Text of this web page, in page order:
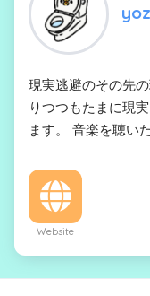
現実逃避のその先
りつつもたまに現
ます。 音楽を聴い
Website